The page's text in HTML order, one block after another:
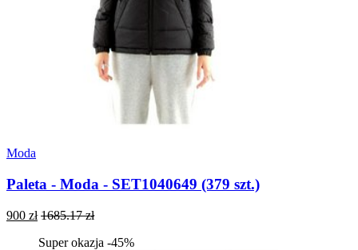
Moda
Paleta - Moda - SET1040649 (379 szt.)
900 zł 1685.17 zł
Super okazja -45%